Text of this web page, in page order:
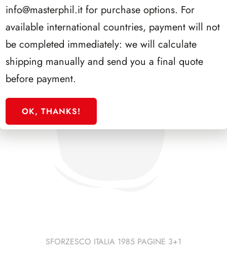
SFORZESCO ITALIA 1985 PAGINE 3+1
info@masterphil.it for purchase options. For
available international countries, payment will not
be completed immediately: we will calculate
shipping manually and send you a final quote
before payment.
OK, THANKS!